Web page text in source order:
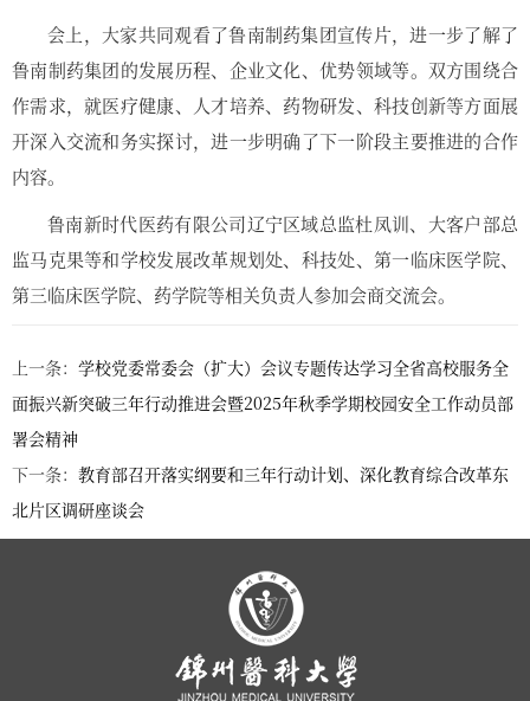
会上，大家共同观看了鲁南制药集团宣传片，进一步了解了
鲁南制药集团的发展历程、企业文化、优势领域等。双方围绕合
作需求，就医疗健康、人才培养、药物研发、科技创新等方面展
开深入交流和务实探讨，进一步明确了下一阶段主要推进的合作
内容。
鲁南新时代医药有限公司辽宁区域总监杜凤训、大客户部总
监马克果等和学校发展改革规划处、科技处、第一临床医学院、
第三临床医学院、药学院等相关负责人参加会商交流会。
上一条： 学校党委常委会（扩大）会议专题传达学习全省高校服务全
面振兴新突破三年行动推进会暨2025年秋季学期校园安全工作动员部
署会精神
下一条： 教育部召开落实纲要和三年行动计划、深化教育综合改革东
北片区调研座谈会